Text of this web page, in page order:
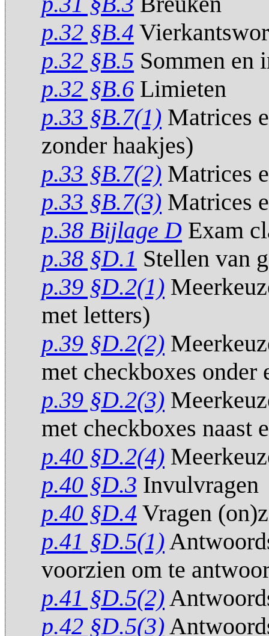
p.32 §B.4
p.32 §B.5 Sommen en
p.32 §B.6 Limieten
p.33 §B.7(1) Matrices
zonder haakjes)
p.33 §B.7(2) Matrices
p.33 §B.7(3) Matrices
p.38 Bijlage D Exam
p.38 §D.1 Stellen van
p.39 §D.2(1)
met letters)
p.39 §D.2(2)
met checkboxes onder
p.39 §D.2(3)
met checkboxes naast
p.40 §D.2(4)
p.40 §D.3 Invulvragen
p.40 §D.4 Vragen
p.41 §D.5(1)
voorzien om te
p.41 §D.5(2)
p.42 §D.5(3)